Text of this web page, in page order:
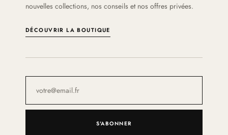
nouvelles collections, nos conseils et nos offres privées.
DÉCOUVRIR LA BOUTIQUE
S'ABONNER